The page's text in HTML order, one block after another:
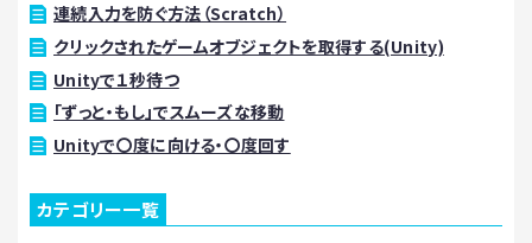
連続入力を防ぐ方法（Scratch）
クリックされたゲームオブジェクトを取得する(Unity)
Unityで１秒待つ
「ずっと・もし」でスムーズな移動
Unityで〇度に向ける・〇度回す
カテゴリー一覧